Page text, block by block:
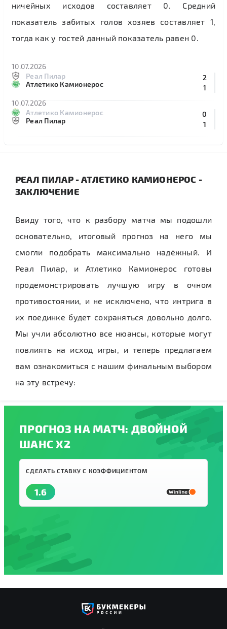
ничейных исходов составляет 0. Средний
показатель забитых голов хозяев составляет 1,
тогда как у гостей данный показатель равен 0.
10.07.2026
Реал Пилар
2
1
Атлетико Камионерос
10.07.2026
Атлетико Камионерос
0
1
Реал Пилар
РЕАЛ ПИЛАР - АТЛЕТИКО КАМИОНЕРОС -
ЗАКЛЮЧЕНИЕ
Ввиду того, что к разбору матча мы подошли
основательно, итоговый прогноз на него мы
смогли подобрать максимально надёжный. И
Реал Пилар, и Атлетико Камионерос готовы
продемонстрировать лучшую игру в очном
противостоянии, и не исключено, что интрига в
их поединке будет сохраняться довольно долго.
Мы учли абсолютно все нюансы, которые могут
повлиять на исход игры, и теперь предлагаем
вам ознакомиться с нашим финальным выбором
на эту встречу:
ПРОГНОЗ НА МАТЧ: ДВОЙНОЙ
ШАНС X2
СДЕЛАТЬ СТАВКУ С КОЭФФИЦИЕНТОМ
1.6